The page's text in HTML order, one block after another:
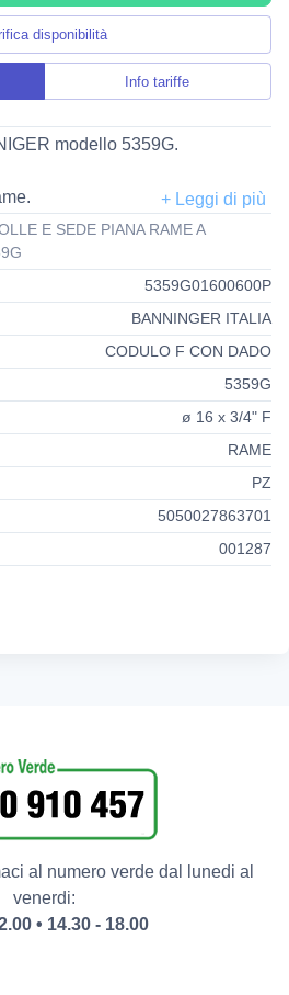
disponibilità
Info tariffe
modello 5359G.
6 a 108 millimetri.
resistenti alla corrosione.
agressivi (ad esempio
norma DIN EN 1254 ed alle
secondo DVGW GW 6 e G 8
paste decappanti e leghe
e forte.
E SEDE PIANA RAME A
5359G01600600P
BANNINGER ITALIA
CODULO F CON DADO
5359G
ø 16 x 3/4" F
RAME
PZ
5050027863701
001287
al numero verde dal lunedi al
venerdi:
• 14.30 - 18.00